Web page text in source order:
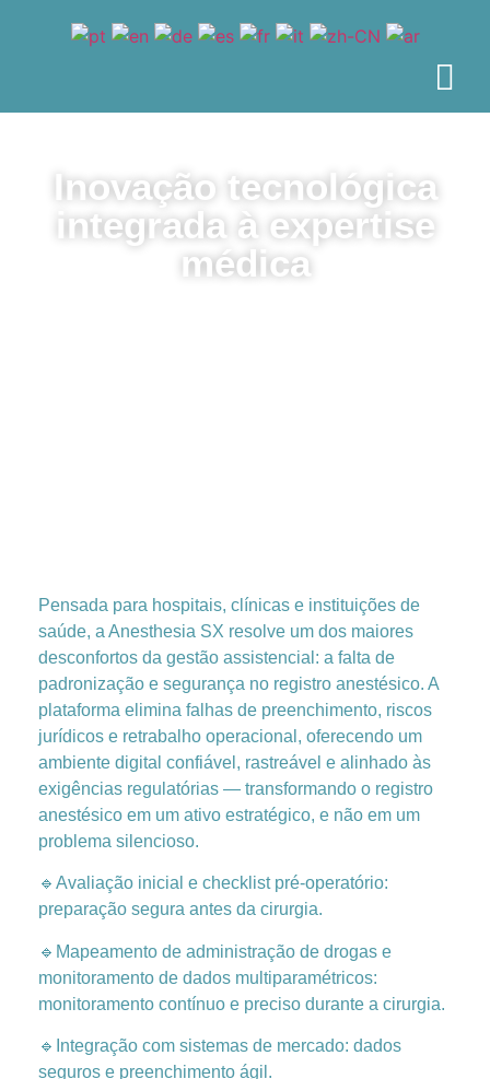
Inovação tecnológica
integrada à expertise
médica
Pensada para hospitais, clínicas e instituições de
saúde, a Anesthesia SX resolve um dos maiores
desconfortos da gestão assistencial: a falta de
padronização e segurança no registro anestésico. A
plataforma elimina falhas de preenchimento, riscos
jurídicos e retrabalho operacional, oferecendo um
ambiente digital confiável, rastreável e alinhado às
exigências regulatórias — transformando o registro
anestésico em um ativo estratégico, e não em um
problema silencioso.
🔹Avaliação inicial e checklist pré-operatório:
preparação segura antes da cirurgia.
🔹Mapeamento de administração de drogas e
monitoramento de dados multiparamétricos:
monitoramento contínuo e preciso durante a cirurgia.
🔹Integração com sistemas de mercado: dados
seguros e preenchimento ágil.